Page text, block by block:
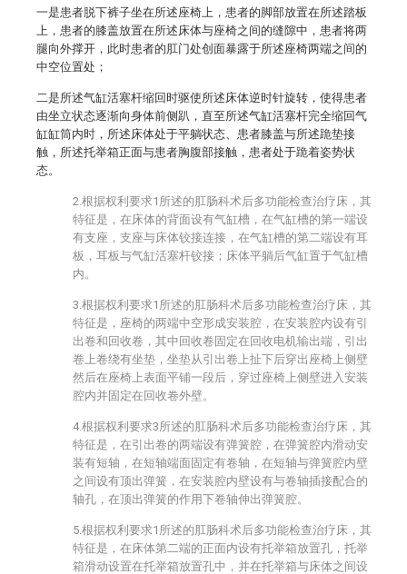
一是患者脱下裤子坐在所述座椅上，患者的脚部放置在所述踏板
上，患者的膝盖放置在所述床体与座椅之间的缝隙中，患者将两
腿向外撑开，此时患者的肛门处创面暴露于所述座椅两端之间的
中空位置处；
二是所述气缸活塞杆缩回时驱使所述床体逆时针旋转，使得患者
由坐立状态逐渐向身体前侧趴，直至所述气缸活塞杆完全缩回气
缸缸筒内时，所述床体处于平躺状态、患者膝盖与所述跪垫接
触，所述托举箱正面与患者胸腹部接触，患者处于跪着姿势状
态。
2.根据权利要求1所述的肛肠科术后多功能检查治疗床，其
特征是，在床体的背面设有气缸槽，在气缸槽的第一端设
有支座，支座与床体铰接连接，在气缸槽的第二端设有耳
板，耳板与气缸活塞杆铰接；床体平躺后气缸置于气缸槽
内。
3.根据权利要求1所述的肛肠科术后多功能检查治疗床，其
特征是，座椅的两端中空形成安装腔，在安装腔内设有引
出卷和回收卷，其中回收卷固定在回收电机输出端，引出
卷上卷绕有坐垫，坐垫从引出卷上扯下后穿出座椅上侧壁
然后在座椅上表面平铺一段后，穿过座椅上侧壁进入安装
腔内并固定在回收卷外壁。
4.根据权利要求3所述的肛肠科术后多功能检查治疗床，其
特征是，在引出卷的两端设有弹簧腔，在弹簧腔内滑动安
装有短轴，在短轴端面固定有卷轴，在短轴与弹簧腔内壁
之间设有顶出弹簧，在安装腔内壁设有与卷轴插接配合的
轴孔，在顶出弹簧的作用下卷轴伸出弹簧腔。
5.根据权利要求1所述的肛肠科术后多功能检查治疗床，其
特征是，在床体第二端的正面内设有托举箱放置孔，托举
箱滑动设置在托举箱放置孔中，并在托举箱与床体之间设